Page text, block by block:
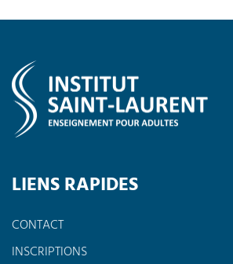
LIENS RAPIDES
CONTACT
INSCRIPTIONS